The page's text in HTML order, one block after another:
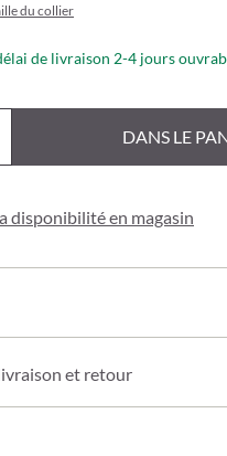
du collier
de livraison 2-4 jours
DANS LE
disponibilité en magasin
et retour